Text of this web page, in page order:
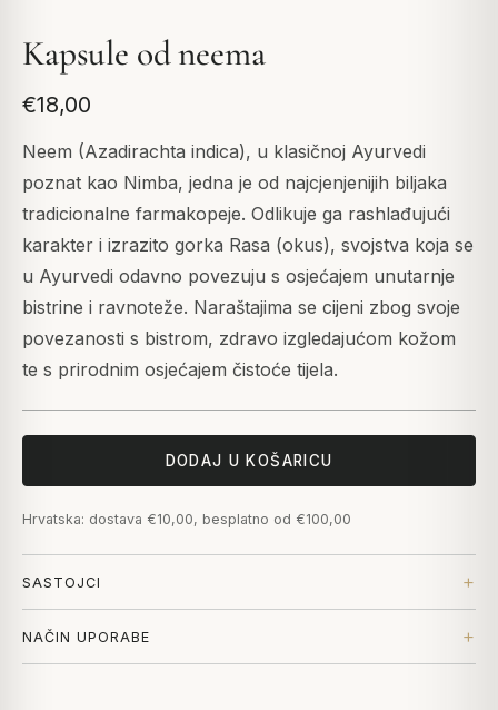
Kapsule od neema
€18,00
Neem (Azadirachta indica), u klasičnoj Ayurvedi
poznat kao Nimba, jedna je od najcjenjenijih biljaka
tradicionalne farmakopeje. Odlikuje ga rashlađujući
karakter i izrazito gorka Rasa (okus), svojstva koja se
u Ayurvedi odavno povezuju s osjećajem unutarnje
bistrine i ravnoteže. Naraštajima se cijeni zbog svoje
povezanosti s bistrom, zdravo izgledajućom kožom
te s prirodnim osjećajem čistoće tijela.
DODAJ U KOŠARICU
Hrvatska: dostava €10,00, besplatno od €100,00
SASTOJCI
NAČIN UPORABE